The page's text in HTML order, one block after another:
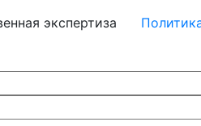
экспертиза